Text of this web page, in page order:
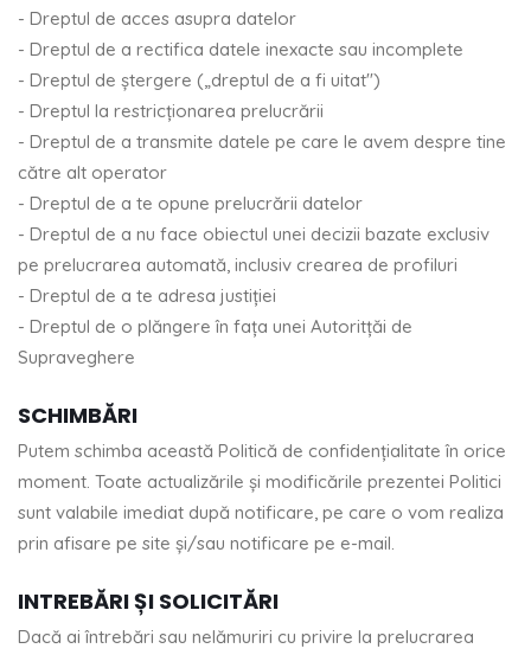
- Dreptul de acces asupra datelor
- Dreptul de a rectifica datele inexacte sau incomplete
- Dreptul de ștergere („dreptul de a fi uitat")
- Dreptul la restricționarea prelucrării
- Dreptul de a transmite datele pe care le avem despre tine
către alt operator
- Dreptul de a te opune prelucrării datelor
- Dreptul de a nu face obiectul unei decizii bazate exclusiv
pe prelucrarea automată, inclusiv crearea de profiluri
- Dreptul de a te adresa justiției
- Dreptul de o plăngere în fața unei Autoritțăi de
Supraveghere
SCHIMBĂRI
Putem schimba această Politică de confidențialitate în orice
moment. Toate actualizările și modificările prezentei Politici
sunt valabile imediat după notificare, pe care o vom realiza
prin afisare pe site și/sau notificare pe e-mail.
INTREBĂRI ȘI SOLICITĂRI
Dacă ai întrebări sau nelămuriri cu privire la prelucrarea